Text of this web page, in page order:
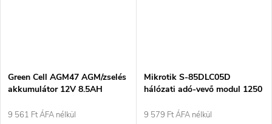
Green Cell AGM47 AGM/zselés
akkumulátor 12V 8.5AH
9 561 Ft ÁFA nélkül
Mikrotik S-85DLC05D
hálózati adó-vevő modul 1250
9 579 Ft ÁFA nélkül